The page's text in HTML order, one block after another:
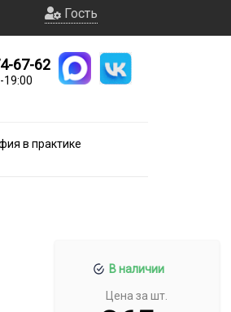
Гость
67-62
19:00
в практике
В наличии
Цена за шт.